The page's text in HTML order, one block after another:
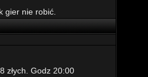
gier nie robić.
złych. Godz 20:00